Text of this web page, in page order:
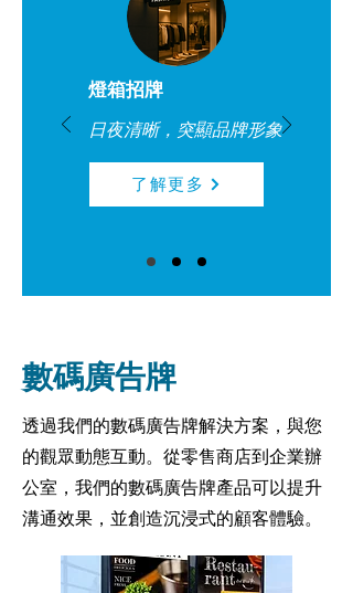
燈箱招牌
日夜清晰，突顯品牌形象
了解更多
數碼廣告牌
透過我們的數碼廣告牌解決方案，與您
的觀眾動態互動。從零售商店到企業辦
公室，我們的數碼廣告牌產品可以提升
溝通效果，並創造沉浸式的顧客體驗。